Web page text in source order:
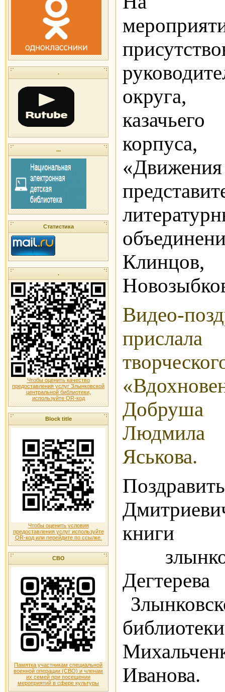
.
...
Статистика
.
Чтобы оценить качество
предоставления услуг Злынковской
центральной библиотеки,
используйте QR-код
Block title
Чтобы оценить условия
предоставления услуг используйте
QR-код или перейдите по ссылке.
СВО
Памятка участникам специальной
военной операции (СВО) и членам
их семей при посещении
мероприятий в сфере культуры
округа,
Видео-
прислала
Добруша
Людмила
Яськова.
книги
Иванова.